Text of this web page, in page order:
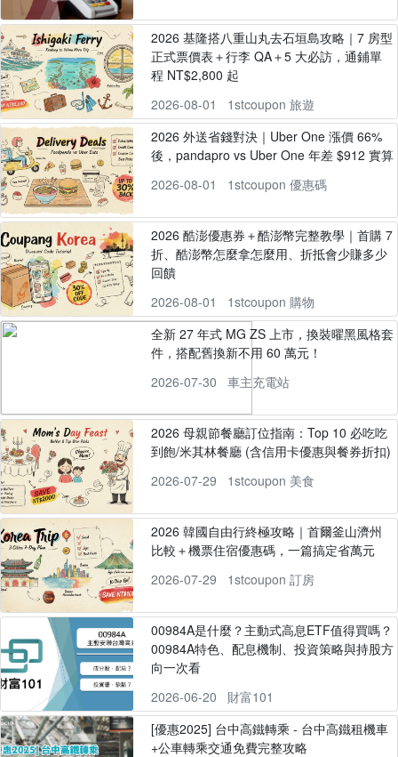
2026 基隆搭八重山丸去石垣島攻略｜7 房型
正式票價表＋行李 QA＋5 大必訪，通鋪單
程 NT$2,800 起
2026-08-01
1stcoupon 旅遊
2026 外送省錢對決｜Uber One 漲價 66%
後，pandapro vs Uber One 年差 $912 實算
2026-08-01
1stcoupon 優惠碼
2026 酷澎優惠券＋酷澎幣完整教學｜首購 7
折、酷澎幣怎麼拿怎麼用、折抵會少賺多少
回饋
2026-08-01
1stcoupon 購物
全新 27 年式 MG ZS 上市，換裝曜黑風格套
件，搭配舊換新不用 60 萬元！
2026-07-30
車主充電站
2026 母親節餐廳訂位指南：Top 10 必吃吃
到飽/米其林餐廳 (含信用卡優惠與餐券折扣)
2026-07-29
1stcoupon 美食
2026 韓國自由行終極攻略｜首爾釜山濟州
比較＋機票住宿優惠碼，一篇搞定省萬元
2026-07-29
1stcoupon 訂房
00984A是什麼？主動式高息ETF值得買嗎？
00984A特色、配息機制、投資策略與持股方
向一次看
2026-06-20
財富101
[優惠2025] 台中高鐵轉乘 - 台中高鐵租機車
+公車轉乘交通免費完整攻略